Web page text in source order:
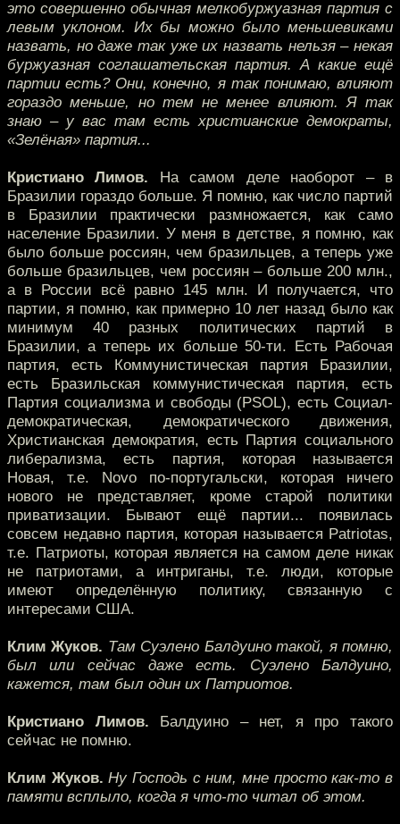
это совершенно обычная мелкобуржуазная партия с
левым уклоном. Их бы можно было меньшевиками
назвать, но даже так уже их назвать нельзя – некая
буржуазная соглашательская партия. А какие ещё
партии есть? Они, конечно, я так понимаю, влияют
гораздо меньше, но тем не менее влияют. Я так
знаю – у вас там есть христианские демократы,
«Зелёная» партия...
Кристиано Лимов. На самом деле наоборот – в
Бразилии гораздо больше. Я помню, как число партий
в Бразилии практически размножается, как само
население Бразилии. У меня в детстве, я помню, как
было больше россиян, чем бразильцев, а теперь уже
больше бразильцев, чем россиян – больше 200 млн.,
а в России всё равно 145 млн. И получается, что
партии, я помню, как примерно 10 лет назад было как
минимум 40 разных политических партий в
Бразилии, а теперь их больше 50-ти. Есть Рабочая
партия, есть Коммунистическая партия Бразилии,
есть Бразильская коммунистическая партия, есть
Партия социализма и свободы (PSOL), есть Социал-
демократическая, демократического движения,
Христианская демократия, есть Партия социального
либерализма, есть партия, которая называется
Новая, т.е. Novo по-португальски, которая ничего
нового не представляет, кроме старой политики
приватизации. Бывают ещё партии... появилась
совсем недавно партия, которая называется Рatriotas,
т.е. Патриоты, которая является на самом деле никак
не патриотами, а интриганы, т.е. люди, которые
имеют определённую политику, связанную с
интересами США.
Клим Жуков. Там Суэлено Балдуино такой, я помню,
был или сейчас даже есть. Суэлено Балдуино,
кажется, там был один их Патриотов.
Кристиано Лимов. Балдуино – нет, я про такого
сейчас не помню.
Клим Жуков. Ну Господь с ним, мне просто как-то в
памяти всплыло, когда я что-то читал об этом.